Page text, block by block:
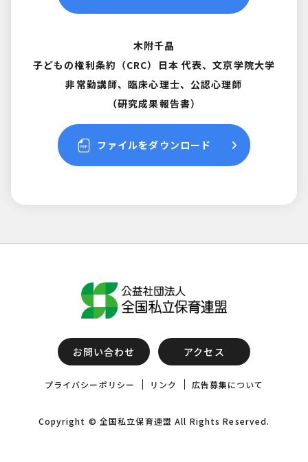
木附千晶
子どもの権利条約（CRC）日本 代表、文京学院大学
非常勤講師、臨床心理士、公認心理師
（研究成果報告書）
ファイルをダウンロード
お問い合わせ アクセス
プライバシーポリシー リンク 広告募集について
Copyright © 全国私立保育連盟 All Rights Reserved.